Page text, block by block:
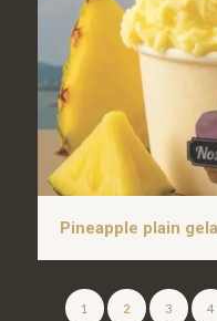
Pineapple plain
1 2 3 4